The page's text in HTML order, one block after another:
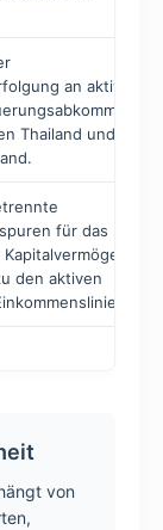
an aktive
Thailand und
für das
den aktiven
von